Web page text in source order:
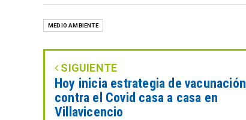
MEDIO AMBIENTE
SIGUIENTE
Hoy inicia estrategia de vacunación
contra el Covid casa a casa en
Villavicencio